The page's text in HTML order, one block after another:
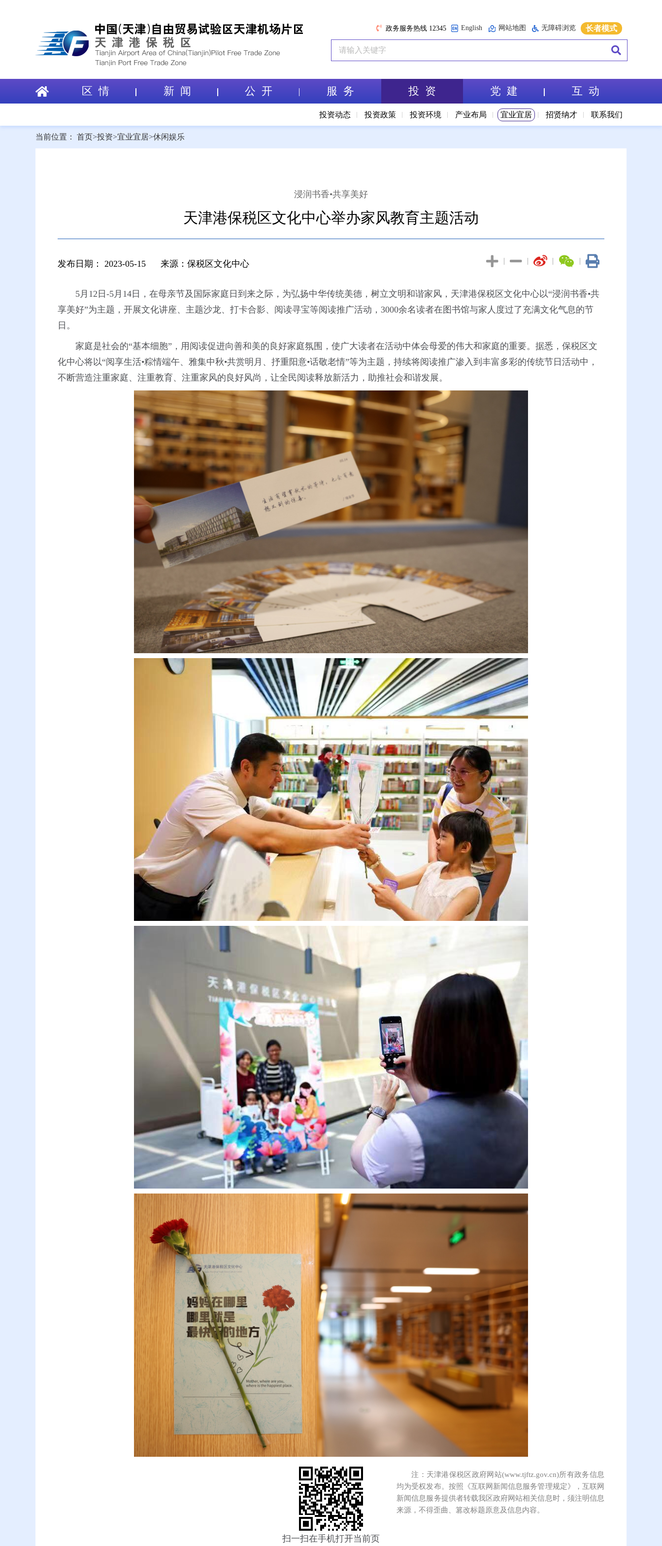
政务服务热线 12345 English 网站地图 无障碍浏览 长者模式
区 情 新 闻 公 开 服 务 投 资
投资动态 投资政策 投资环境 产业布局 宜业宜居 招贤纳才 联系我们
党 建 互 动
当前位置： 首页>投资>宜业宜居>休闲娱乐
浸润书香•共享美好
天津港保税区文化中心举办家风教育主题活动
发布日期： 2023-05-15 来源：保税区文化中心 |
|
|
|
5月12日-5月14日，在母亲节及国际家庭日到来之际，为弘扬中华传统美德，树立文明和谐家风，天津港保税区文化中心以“浸润书香•共
享美好”为主题，开展文化讲座、主题沙龙、打卡合影、阅读寻宝等阅读推广活动，3000余名读者在图书馆与家人度过了充满文化气息的节
日。
家庭是社会的“基本细胞”，用阅读促进向善和美的良好家庭氛围，使广大读者在活动中体会母爱的伟大和家庭的重要。据悉，保税区文
化中心将以“阅享生活•粽情端午、雅集中秋•共赏明月、抒重阳意•话敬老情”等为主题，持续将阅读推广渗入到丰富多彩的传统节日活动中，
不断营造注重家庭、注重教育、注重家风的良好风尚，让全民阅读释放新活力，助推社会和谐发展。
扫一扫在手机打开当前页
注：天津港保税区政府网站(www.tjftz.gov.cn)所有政务信息
均为受权发布。按照《互联网新闻信息服务管理规定》，互联网
新闻信息服务提供者转载我区政府网站相关信息时，须注明信息
来源，不得歪曲、篡改标题原意及信息内容。